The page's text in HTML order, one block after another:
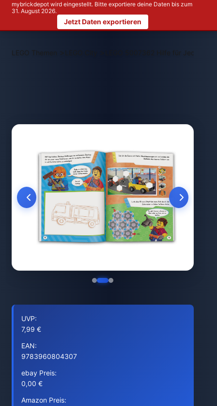
mybrickdepot wird eingestellt. Bitte exportiere deine Daten bis zum
31. August 2026.
Jetzt Daten exportieren
LEGO Themen > LEGO 5007362 Hilfe für
UVP:
7,99 €
EAN:
9783960804307
ebay Preis:
0,00 €
Amazon Preis: